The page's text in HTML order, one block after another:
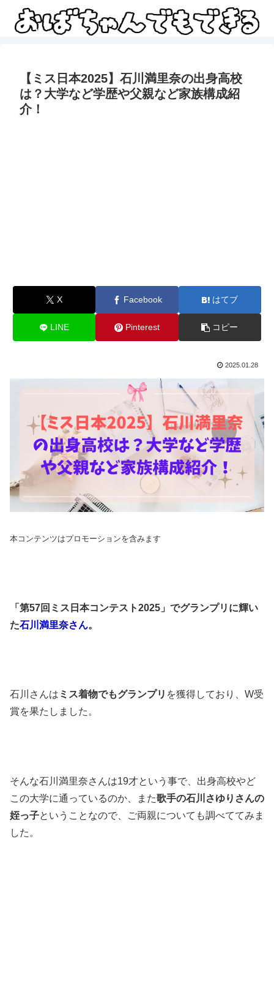
【ミス日本2025】石川満里奈の出身高校
は？大学など学歴や父親など家族構成紹
介！
X Facebook はてブ
LINE Pinterest コピー
2025.01.28
本コンテンツはプロモーションを含みます
「第57回ミス日本コンテスト2025」でグランプリに輝い
た石川満里奈さん。
石川さんは ミス着物でもグランプリ を獲得しており、W受
賞を果たしました。
そんな石川満里奈さんは19才という事で、出身高校やど
この大学に通っているのか、また歌手の石川さゆりさんの
姪っ子ということなので、ご両親についても調べててみま
した。